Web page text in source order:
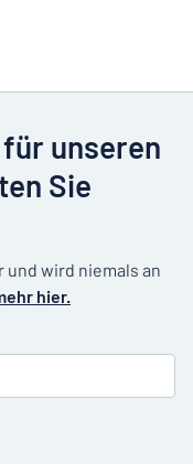
unseren
Sie
und wird niemals an
hier.